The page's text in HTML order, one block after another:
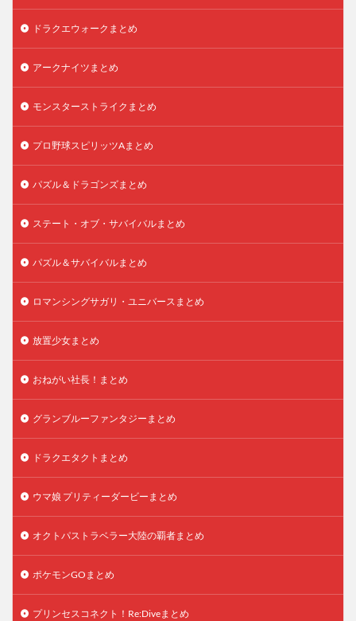
ドラクエウォークまとめ
アークナイツまとめ
モンスターストライクまとめ
プロ野球スピリッツAまとめ
パズル＆ドラゴンズまとめ
ステート・オブ・サバイバルまとめ
パズル＆サバイバルまとめ
ロマンシングサガリ・ユニバースまとめ
放置少女まとめ
おねがい社長！まとめ
グランブルーファンタジーまとめ
ドラクエタクトまとめ
ウマ娘 プリティーダービーまとめ
オクトパストラベラー大陸の覇者まとめ
ポケモンGOまとめ
プリンセスコネクト！Re:Diveまとめ